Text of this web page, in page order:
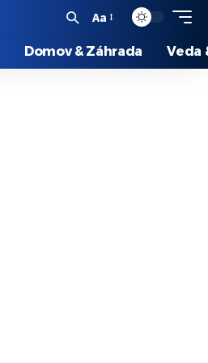
Aa
Domov & Záhrada Veda